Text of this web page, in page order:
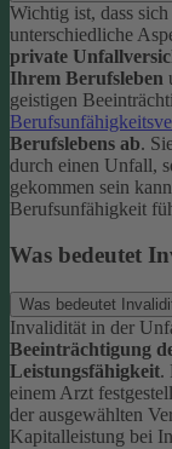
Wichtig ist, dass
unterschiedliche
private
Ihrem Berufsleben
geistigen
Berufslebens ab.
durch einen Unfall,
gekommen sein
Berufsunfähigkeit
Was bedeutet
Was bedeutet
Invalidität in der
Beeinträchtigung
Leistungsfähigkeit.
einem Arzt
der ausgewählten
Kapitalleistung bei